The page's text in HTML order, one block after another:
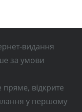
видання
за умови
пряме, відкрите
у першому